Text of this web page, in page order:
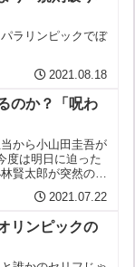
ラリンピックでぼ
2021.08.18
のか？「呪わ
から小山田圭吾が
度は明日に迫った
賢太郎が突然の解
2021.07.22
リンピックの